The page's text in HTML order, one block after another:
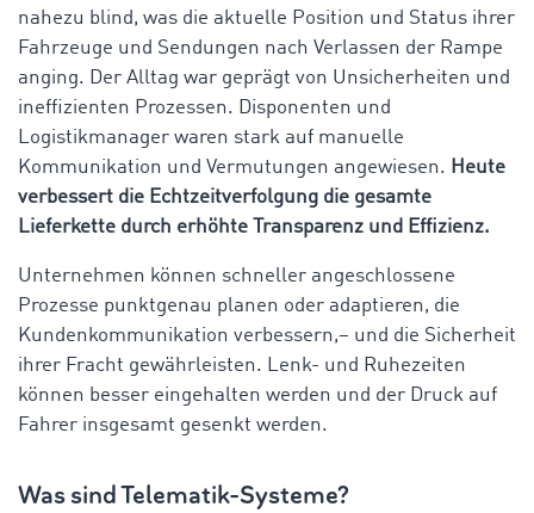
nahezu blind, was die aktuelle Position und Status ihrer
Fahrzeuge und Sendungen nach Verlassen der Rampe
anging. Der Alltag war geprägt von Unsicherheiten und
ineffizienten Prozessen. Disponenten und
Logistikmanager waren stark auf manuelle
Kommunikation und Vermutungen angewiesen. Heute
verbessert die Echtzeitverfolgung die gesamte
Lieferkette durch erhöhte Transparenz und Effizienz.
Unternehmen können schneller angeschlossene
Prozesse punktgenau planen oder adaptieren, die
Kundenkommunikation verbessern,– und die Sicherheit
ihrer Fracht gewährleisten. Lenk- und Ruhezeiten
können besser eingehalten werden und der Druck auf
Fahrer insgesamt gesenkt werden.
Was sind Telematik-Systeme?